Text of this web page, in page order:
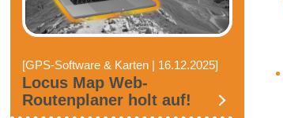
[GPS-Software & Karten | 16.12.2025]
Locus Map Web-
Routenplaner holt auf!